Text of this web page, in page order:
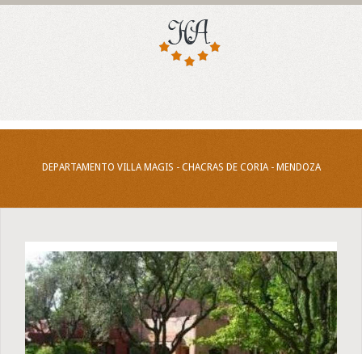
DEPARTAMENTO VILLA MAGIS - CHACRAS DE CORIA - MENDOZA